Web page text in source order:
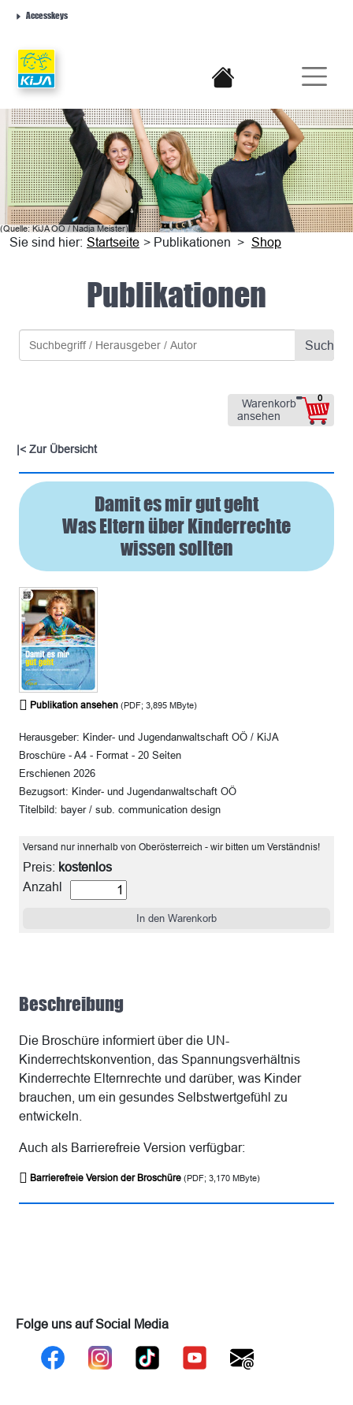
Accesskeys
(Quelle:KiJA OÖ/ Nadja Meister)
Sie sind hier: Startseite > Publikationen > Shop
Publikationen
Warenkorb
ansehen
0
Zur Übersicht
Damit es mir gut geht
Was Eltern über Kinderrechte
wissen sollten
Publikation ansehen (PDF; 3,895 MByte)
Herausgeber: Kinder- und Jugendanwaltschaft OÖ / KiJA
Broschüre - A4 - Format - 20 Seiten
Erschienen 2026
Bezugsort: Kinder- und Jugendanwaltschaft OÖ
Titelbild: bayer / sub. communication design
Versand nur innerhalb von Oberösterreich - wir bitten um Verständnis!
Preis: kostenlos
Anzahl
Beschreibung
Die Broschüre informiert über die UN-
Kinderrechtskonvention, das Spannungsverhältnis
Kinderrechte Elternrechte und darüber, was Kinder
brauchen, um ein gesundes Selbstwertgefühl zu
entwickeln.
Auch als Barrierefreie Version verfügbar:
Barrierefreie Version der Broschüre (PDF; 3,170 MByte)
Folge uns auf Social Media